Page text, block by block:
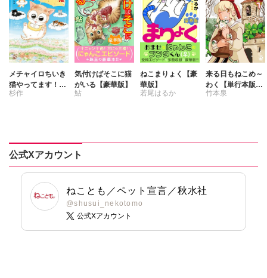
なつき千穂
はなやぎぶんぶ
ん
へうがけん
まつうらゆうこ
めで鯛
ラクトいちご 鮎
永井くろ
鯖虎クロ
篠原烏童
勝川ユミ
新子友子
水田ムゲン 杉作
なかやまさち
なつき千穂
はなやぎぶんぶ
ん
へうがけん
まつうらゆうこ
めで鯛
ラクトいちご
篠原烏童
勝川ユミ
新子友子
メチャイロちいき
猫やってます！4
ちいき猫メチャの
杉作
気付けばそこに猫
がいる【豪華版】
鮎
ねこまりょく【豪
華版】
若尾はるか
来る日もねこめ～
わく【単行本版】
1【電子書店限定
竹本泉
公式Xアカウント
ねことも／ペット宣言／秋水社
@shusui_nekotomo
公式Xアカウント